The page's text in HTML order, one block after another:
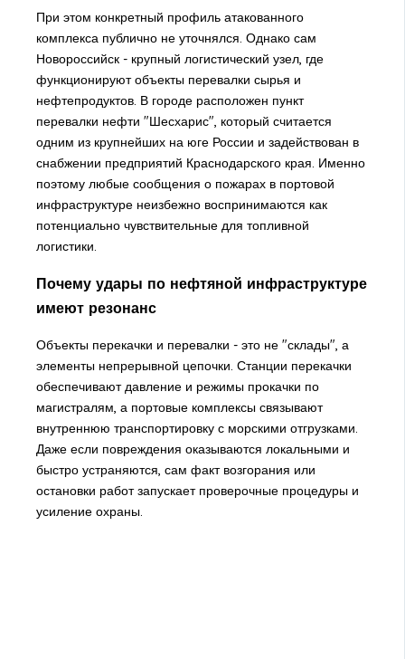
При этом конкретный профиль атакованного
комплекса публично не уточнялся. Однако сам
Новороссийск - крупный логистический узел, где
функционируют объекты перевалки сырья и
нефтепродуктов. В городе расположен пункт
перевалки нефти "Шесхарис", который считается
одним из крупнейших на юге России и задействован в
снабжении предприятий Краснодарского края. Именно
поэтому любые сообщения о пожарах в портовой
инфраструктуре неизбежно воспринимаются как
потенциально чувствительные для топливной
логистики.
Почему удары по нефтяной инфраструктуре
имеют резонанс
Объекты перекачки и перевалки - это не "склады", а
элементы непрерывной цепочки. Станции перекачки
обеспечивают давление и режимы прокачки по
магистралям, а портовые комплексы связывают
внутреннюю транспортировку с морскими отгрузками.
Даже если повреждения оказываются локальными и
быстро устраняются, сам факт возгорания или
остановки работ запускает проверочные процедуры и
усиление охраны.